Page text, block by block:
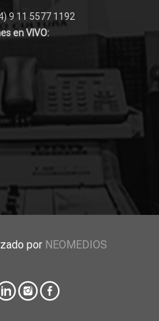
9 11 5577 1192
en VIVO:
por NEOMEDIOS